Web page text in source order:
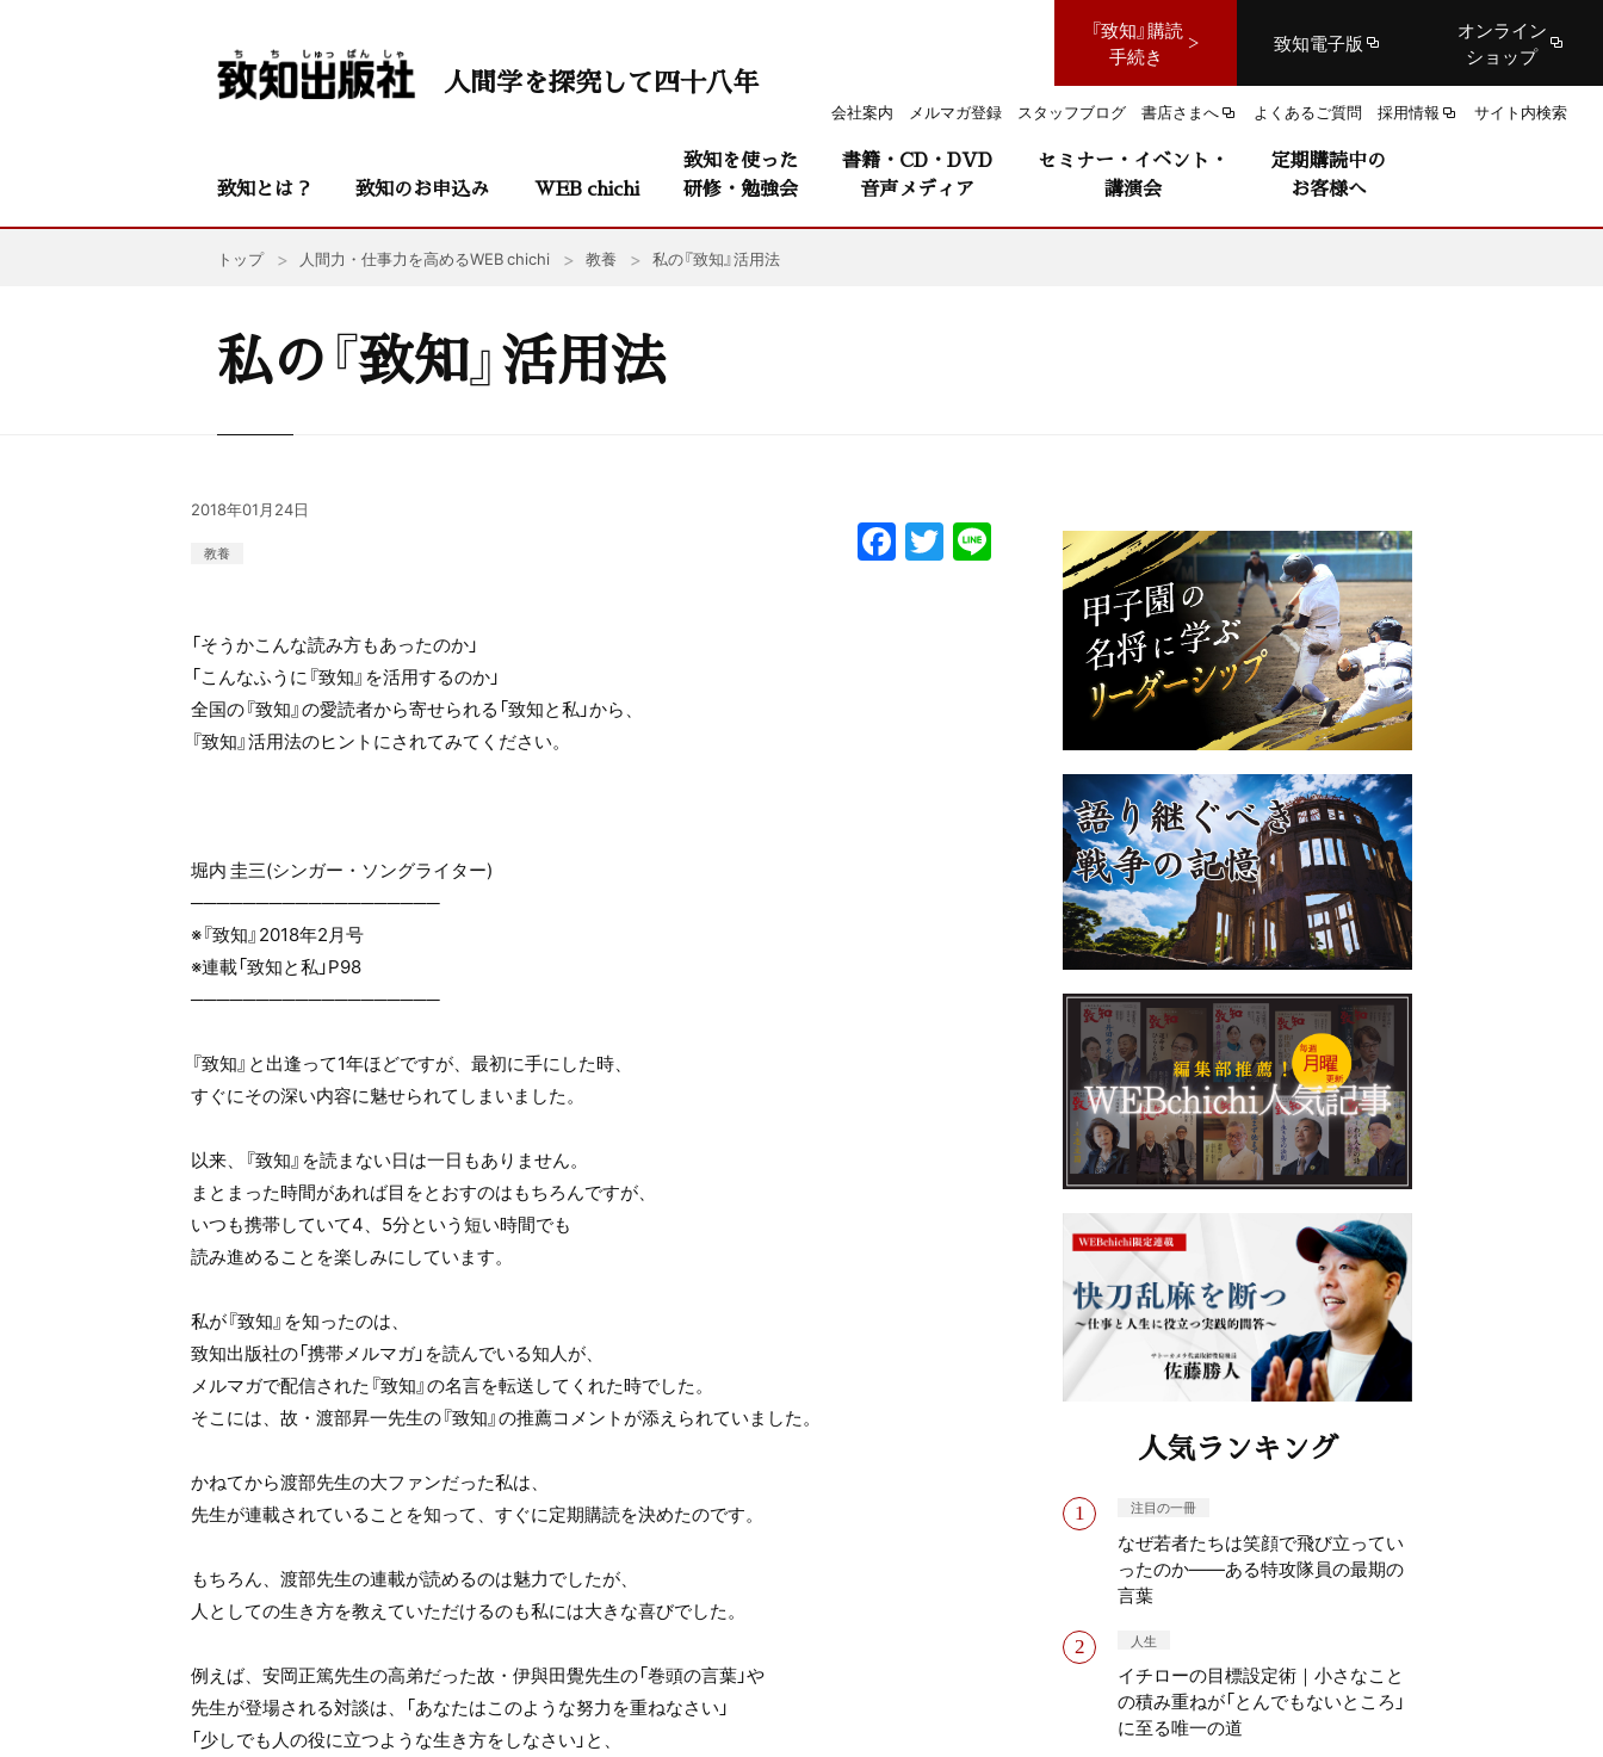
『致知』購読
手続き
致知電子版
オンライン
ショップ
会社案内 メルマガ登録 スタッフブログ 書店さまへ よくあるご質問 採用情報 サイト内検索
人間学を探究して四十八年
致知とは？ 致知のお申込み WEB chichi
致知を使った
研修・勉強会
書籍・CD・DVD
音声メディア
セミナー・イベント・
講演会
定期購読中の
お客様へ
トップ 人間力・仕事力を高めるWEB chichi 教養 私の『致知』活用法
私の『致知』活用法
2018年01月24日
教養 F
a
T
w
「そうかこんな読み方もあったのか」
「こんなふうに『致知』を活用するのか」
全国の『致知』の愛読者から寄せられる「致知と私」から、
『致知』活用法のヒントにされてみてください。
堀内 圭三(シンガー・ソングライター)
───────────────────
※『致知』2018年2月号
※連載「致知と私」P98
───────────────────
『致知』と出逢って1年ほどですが、最初に手にした時、
すぐにその深い内容に魅せられてしまいました。
以来、『致知』を読まない日は一日もありません。
まとまった時間があれば目をとおすのはもちろんですが、
いつも携帯していて4、5分という短い時間でも
読み進めることを楽しみにしています。
私が『致知』を知ったのは、
致知出版社の「携帯メルマガ」を読んでいる知人が、
メルマガで配信された『致知』の名言を転送してくれた時でした。
そこには、故・渡部昇一先生の『致知』の推薦コメントが添えられていました。
かねてから渡部先生の大ファンだった私は、
先生が連載されていることを知って、すぐに定期購読を決めたのです。
もちろん、渡部先生の連載が読めるのは魅力でしたが、
人としての生き方を教えていただけるのも私には大きな喜びでした。
例えば、安岡正篤先生の高弟だった故・伊與田覺先生の「巻頭の言葉」や
先生が登場される対談は、「あなたはこのような努力を重ねなさい」
「少しでも人の役に立つような生き方をしなさい」と、
人気ランキング
注目の一冊
なぜ若者たちは笑顔で飛び立ってい
ったのか——ある特攻隊員の最期の
言葉
人生
イチローの目標設定術｜小さなこと
の積み重ねが「とんでもないところ」
に至る唯一の道